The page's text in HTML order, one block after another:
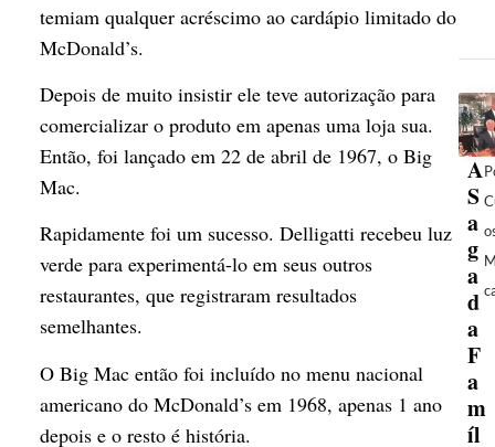
temiam qualquer acréscimo ao cardápio limitado do
McDonald’s.
Depois de muito insistir ele teve autorização para
comercializar o produto em apenas uma loja sua.
Então, foi lançado em 22 de abril de 1967, o Big
Mac.
Rapidamente foi um sucesso. Delligatti recebeu luz
verde para experimentá-lo em seus outros
restaurantes, que registraram resultados
semelhantes.
O Big Mac então foi incluído no menu nacional
americano do McDonald’s em 1968, apenas 1 ano
depois e o resto é história.
A
S
a
g
a
d
a
F
a
m
íl